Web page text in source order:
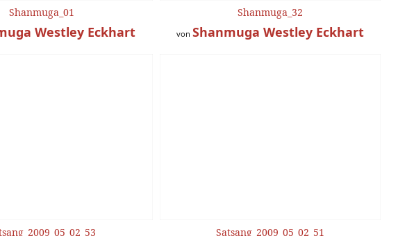
Shanmuga_01
Westley Eckhart
Shanmuga_32
von Shanmuga Westley Eckhart
Satsang_2009_05_02_51